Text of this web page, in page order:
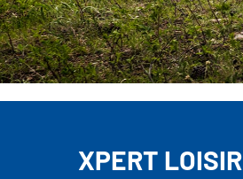
XPERT LOISIR